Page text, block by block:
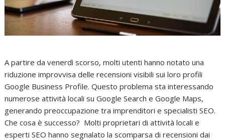
A partire da venerdì scorso, molti utenti hanno notato una
riduzione improvvisa delle recensioni visibili sui loro profili
Google Business Profile. Questo problema sta interessando
numerose attività locali su Google Search e Google Maps,
generando preoccupazione tra imprenditori e specialisti SEO.
Che cosa è successo? Molti proprietari di attività locali e
esperti SEO hanno segnalato la scomparsa di recensioni dai